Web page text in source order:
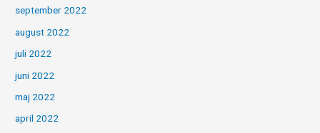
september 2022
august 2022
juli 2022
juni 2022
maj 2022
april 2022